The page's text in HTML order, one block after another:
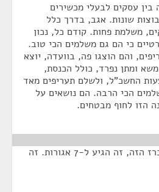
עסקים לבעלי מכשירים
שונות. אגב, בדרך כלל
משלמת פחות. קודם כל, נכון
כי הם גם משלמים הכי טוב.
והם הוצגו פה, בוועדה, יוצא
ומתן נפרד, כולל הכנסת,
החשכ"ל, ולשלם תעריפים מאד
הכי הרבה. הם נושאים על
הזו לחוף מבטחים.
אתה יודע, ביום אחד, במכרז הזה, זה הגיע ל-7 אגורות. זה